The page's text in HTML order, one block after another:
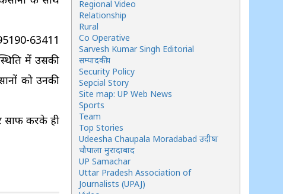
63411
में उसकी
को उनकी
साफ करके ही
Regional Video
Relationship
Rural
Co Operative
Sarvesh Kumar Singh Editorial
सम्पादकीय
Security Policy
Sepcial Story
Site map: UP Web News
Sports
Team
Top Stories
Udeesha Chaupala Moradabad उदीषा
चौपाला मुरादाबाद
UP Samachar
Uttar Pradesh Association of
Journalists (UPAJ)